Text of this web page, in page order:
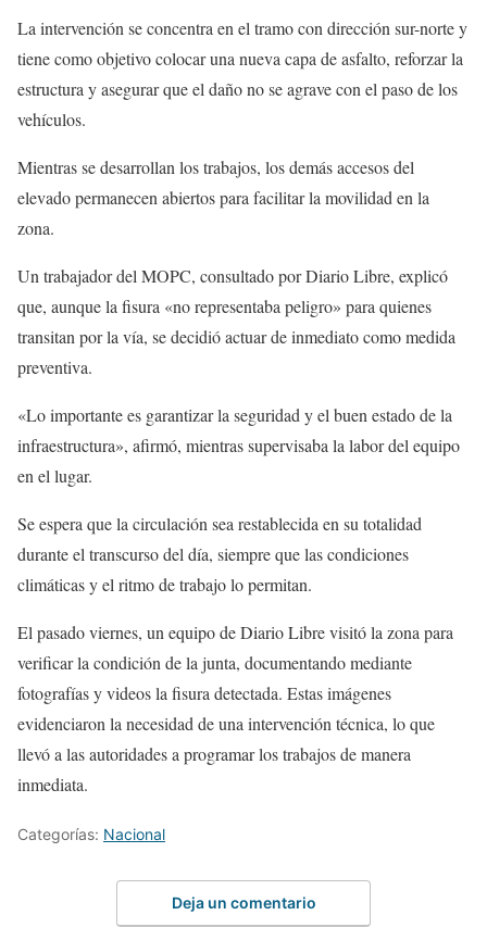
La intervención se concentra en el tramo con dirección sur-norte y
tiene como objetivo colocar una nueva capa de asfalto, reforzar la
estructura y asegurar que el daño no se agrave con el paso de los
vehículos.
Mientras se desarrollan los trabajos, los demás accesos del
elevado permanecen abiertos para facilitar la movilidad en la
zona.
Un trabajador del MOPC, consultado por Diario Libre, explicó
que, aunque la fisura «no representaba peligro» para quienes
transitan por la vía, se decidió actuar de inmediato como medida
preventiva.
«Lo importante es garantizar la seguridad y el buen estado de la
infraestructura», afirmó, mientras supervisaba la labor del equipo
en el lugar.
Se espera que la circulación sea restablecida en su totalidad
durante el transcurso del día, siempre que las condiciones
climáticas y el ritmo de trabajo lo permitan.
El pasado viernes, un equipo de Diario Libre visitó la zona para
verificar la condición de la junta, documentando mediante
fotografías y videos la fisura detectada. Estas imágenes
evidenciaron la necesidad de una intervención técnica, lo que
llevó a las autoridades a programar los trabajos de manera
inmediata.
Categorías: Nacional
Deja un comentario